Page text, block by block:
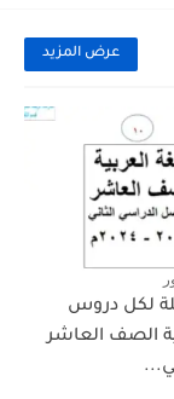
عرض المزيد
لكل دروس
الصف العاشر